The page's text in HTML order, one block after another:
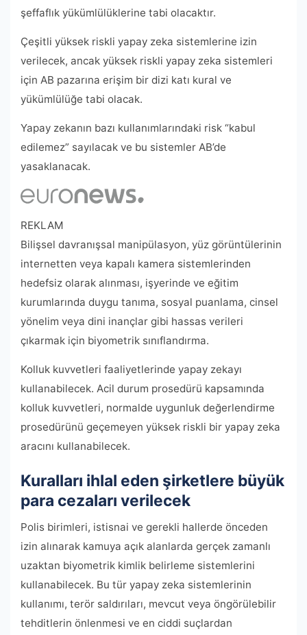
şeffaflık yükümlülüklerine tabi olacaktır.
Çeşitli yüksek riskli yapay zeka sistemlerine izin
verilecek, ancak yüksek riskli yapay zeka sistemleri
için AB pazarına erişim bir dizi katı kural ve
yükümlülüğe tabi olacak.
Yapay zekanın bazı kullanımlarındaki risk “kabul
edilemez” sayılacak ve bu sistemler AB’de
yasaklanacak.
REKLAM
Bilişsel davranışsal manipülasyon, yüz görüntülerinin
internetten veya kapalı kamera sistemlerinden
hedefsiz olarak alınması, işyerinde ve eğitim
kurumlarında duygu tanıma, sosyal puanlama, cinsel
yönelim veya dini inançlar gibi hassas verileri
çıkarmak için biyometrik sınıflandırma.
Kolluk kuvvetleri faaliyetlerinde yapay zekayı
kullanabilecek. Acil durum prosedürü kapsamında
kolluk kuvvetleri, normalde uygunluk değerlendirme
prosedürünü geçemeyen yüksek riskli bir yapay zeka
aracını kullanabilecek.
Kuralları ihlal eden şirketlere büyük
para cezaları verilecek
Polis birimleri, istisnai ve gerekli hallerde önceden
izin alınarak kamuya açık alanlarda gerçek zamanlı
uzaktan biyometrik kimlik belirleme sistemlerini
kullanabilecek. Bu tür yapay zeka sistemlerinin
kullanımı, terör saldırıları, mevcut veya öngörülebilir
tehditlerin önlenmesi ve en ciddi suçlardan